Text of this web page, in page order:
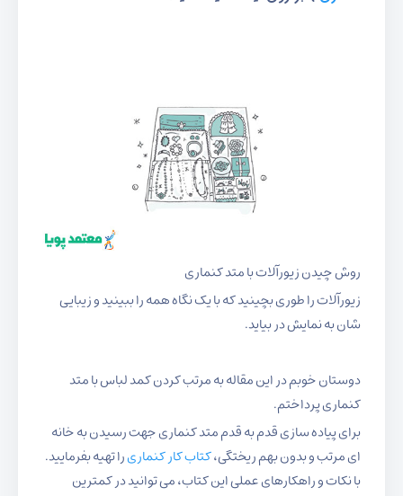
روش چیدن زیورآلات با متد کنماری
زیورآلات را طوری بچینید که با یک نگاه همه را ببینید و زیبایی
شان به نمایش در بیاید.
دوستان خوبم در این مقاله به مرتب کردن کمد لباس با متد
کنماری پرداختم.
برای پیاده سازی قدم به قدم متد کنماری جهت رسیدن به خانه
ای مرتب و بدون بهم ریختگی،کتاب کار کنماریرا تهیه بفرمایید.
با نکات و راهکارهای عملی این کتاب، می توانید در کمترین